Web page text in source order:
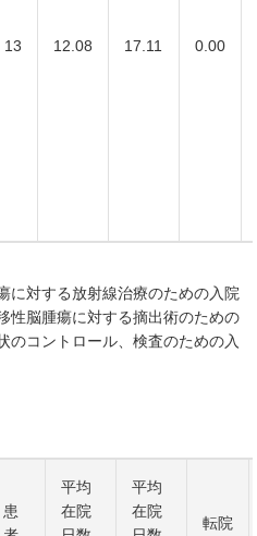
13 12.08 17.11 0.00
対する放射線治療のための入院
脳腫瘍に対する摘出術のための
のコントロール、検査のための入
患
平均
在院
平均
在院
転院